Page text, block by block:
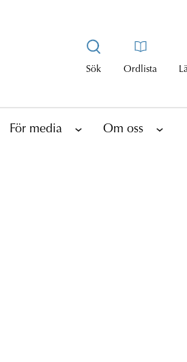
Sök Ordlista
För media Om oss